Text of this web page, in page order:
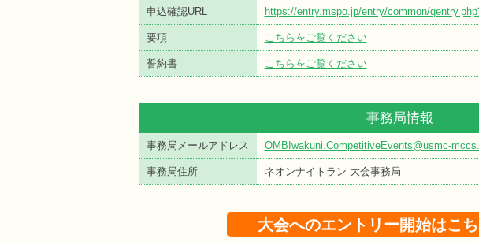
申込確認URL https://entry.mspo.jp/entry/common/
要項 こちらをご覧ください
誓約書 こちらをご覧ください
事務局情報
事務局メールアドレス OMBIwakuni.CompetitiveEvents@usmc-
事務局住所 ネオンナイトラン 大会事務局
大会へのエントリー開始はこ